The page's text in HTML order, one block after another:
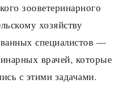
зооветеринарного
хо­зяйству
специалистов —
врачей, которые
с этими задачами.